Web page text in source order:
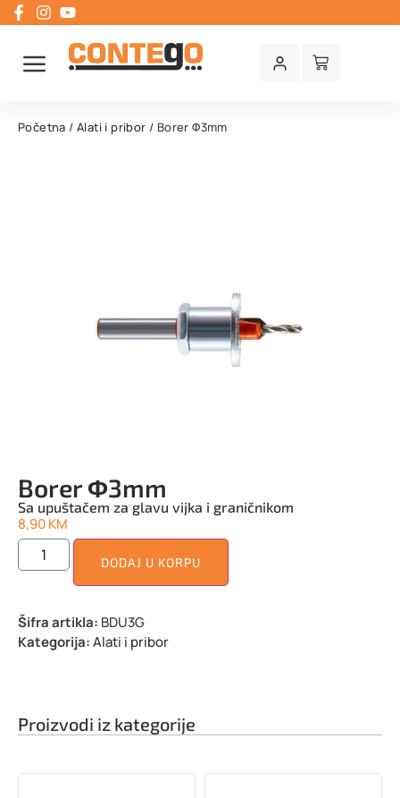
Početna /Alati i pribor / Borer Φ3mm
Borer Φ3mm
Sa upuštačem za glavu vijka i graničnikom
8,90KM
DODAJ U KORPU
Šifra artikla: BDU3G
Kategorija:Alati i pribor
Proizvodi iz kategorije